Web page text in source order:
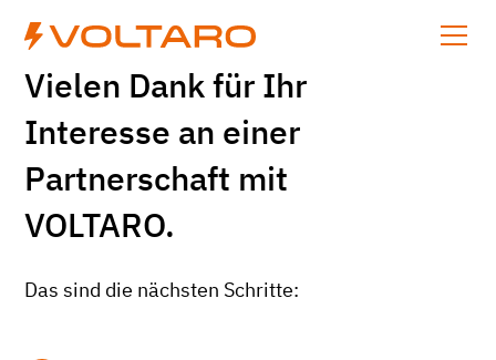
Vielen Dank für Ihr
Interesse an einer
Partnerschaft mit
VOLTARO.
Das sind die nächsten Schritte: